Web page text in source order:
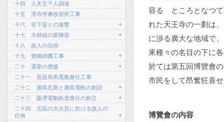
十四 人夫五千人調達
十五 濱寺俘虜收容所工事
十六 岩下翁との連繫
+
十七 大林組の新陣容
+
十八 故人の信仰
十九 豐橋師團工事
+
二十 選擧の應援
+
二十一 箕面有馬電氣會社工事
二十二 廣島瓦斯と廣島電軌の創設
+
二十三 阪堺電氣軌道會社の創立
+
二十四 北區の大火災に於ける故人の
任俠
+
容るゝところとなつ
れた天王寺の一劃は
に渉る廣大な地域で
來種々の名目の下に
於ては第五回博覽會
市民をして昂奮狂喜
博覽會の内容